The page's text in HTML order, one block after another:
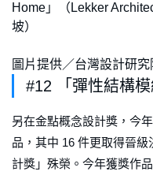
Home」（Lekker
坡）
圖片提供／台灣設計研究
#12 「彈性結構模
另在金點概念設計獎，今
品，其中 16 件更取得晉
計獎」殊榮。今年獲獎作